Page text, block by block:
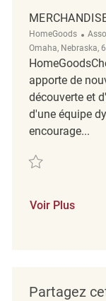
HomeGoods
Omaha, Nebraska,
apporte de
découverte et
d'une équipe
encourage...
Sauvegarder
Voir Plus
Partagez